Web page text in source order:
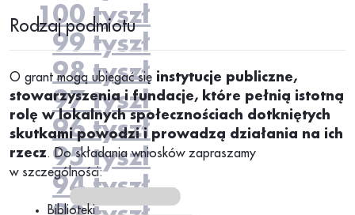
100 tyszł
99 tyszł
98 tyszł
97 tyszł
96 tyszł
95 tyszł
94 tyszł
Rodzaj podmiotu
O grant mogą ubiegać się instytucje publiczne,
stowarzyszenia i fundacje, które pełnią istotną
rolę w lokalnych społecznościach dotkniętych
skutkami powodzi i prowadzą działania na ich
rzecz. Do składania wniosków zapraszamy
w szczególności:
Biblioteki